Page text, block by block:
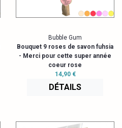
Bubble Gum
Bouquet 9 roses de savon fuhsia
- Merci pour cette super année
coeur rose
14,90 €
DÉTAILS